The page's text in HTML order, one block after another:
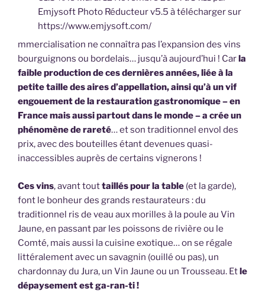
Emjysoft Photo Réducteur v5.5 à télécharger sur
https://www.emjysoft.com/
mmercialisation ne connaîtra pas l’expansion des vins
bourguignons ou bordelais… jusqu’à aujourd’hui ! Carla
faible production de ces dernières années, liée à la
petite taille des aires d’appellation, ainsi qu’à un vif
engouement de la restauration gastronomique – en
France mais aussi partout dans le monde – a crée un
phénomène de rareté… et son traditionnel envol des
prix, avec des bouteilles étant devenues quasi-
inaccessibles auprès de certains vignerons !
Ces vins, avant touttaillés pour la table (et la garde),
font le bonheur des grands restaurateurs : du
traditionnel ris de veau aux morilles à la poule au Vin
Jaune, en passant par les poissons de rivière ou le
Comté, mais aussi la cuisine exotique… on se régale
littéralement avec un savagnin (ouillé ou pas), un
chardonnay du Jura, un Vin Jaune ou un Trousseau. Etle
dépaysement est ga-ran-ti !